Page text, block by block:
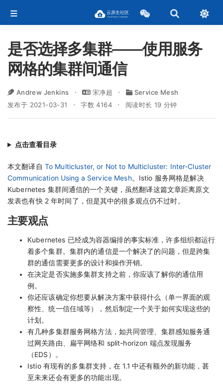
是否选择多集群——使用服务
网格的集群间通信
Andrew Jenkins 宋净超
Service Mesh
发布于 2021-03-31
字数 4164 阅读时长 19 分钟
点击查看目录
本文翻译自 To Multicluster, or Not to Multicluster: Inter-Cluster
Communication Using a Service Mesh。Istio 服务网格是解决
Kubernetes 集群间通信的一个关键，虽然翻译这篇文章距离原文
发表也有快 2 年时间了，但是其中的很多观点仍不过时。
主要观点
Kubernetes 已经成为容器编排的事实标准，许多组织都运行
着多个集群。集群内的通信是一个解决了的问题，但是跨集
群的通信需要更多的设计和操作开销。
在决定是否实施多集群支持之前，你应该了解你的通信用
例。
你还应该确定你想要从解决方案中获得什么（单一界面的观
察性、统一信任域等），然后制定一个关于如何实现这些的
计划。
有几种多集群服务网格方法，如共同管理、集群感知服务通
过网关路由、扁平网络和 split-horizon 端点发现服务
（EDS）。
Istio 有现有的多集群支持，在 1.1 中还有额外的新功能，甚
至未来还会有更多的功能出现。